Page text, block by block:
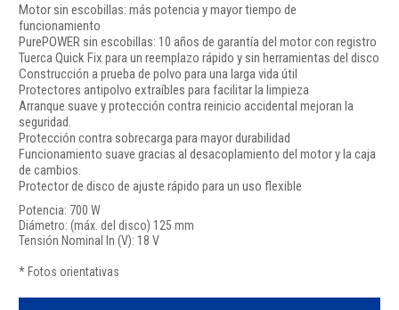
Motor sin escobillas: más potencia y mayor tiempo de
funcionamiento
PurePOWER sin escobillas: 10 años de garantía del motor con registro
Tuerca Quick Fix para un reemplazo rápido y sin herramientas del disco
Construcción a prueba de polvo para una larga vida útil
Protectores antipolvo extraíbles para facilitar la limpieza
Arranque suave y protección contra reinicio accidental mejoran la
seguridad.
Protección contra sobrecarga para mayor durabilidad
Funcionamiento suave gracias al desacoplamiento del motor y la caja
de cambios.
Protector de disco de ajuste rápido para un uso flexible
Potencia: 700 W
Diámetro: (máx. del disco) 125 mm
Tensión Nominal In (V): 18 V
* Fotos orientativas